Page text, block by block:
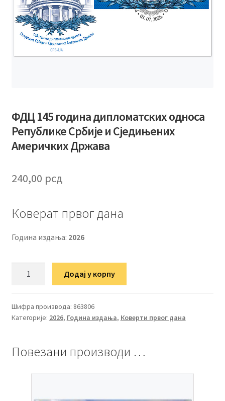
ФДЦ 145 година дипломатских односа
Републике Србије и Сједињених
Америчких Држава
240,00 рсд
Коверат првог дана
Година издања: 2026
дипломатских
односа
и
Додај у корпу
Шифра производа: 863806
Категорије: 2026, Година издања, Коверти првог дана
Повезани производи …